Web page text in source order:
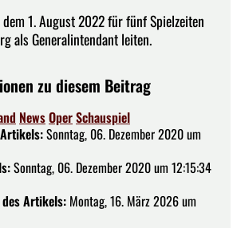
1. August 2022 für fünf Spielzeiten
als Generalintendant leiten.
zu diesem Beitrag
NewsOperSchauspiel
Sonntag, 06. Dezember 2020 um
Sonntag, 06. Dezember 2020 um 12:15:34
Artikels: Montag, 16. März 2026 um